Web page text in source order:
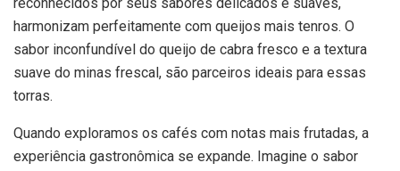
harmonizam perfeitamente com queijos mais tenros. O
sabor inconfundível do queijo de cabra fresco e a textura
suave do minas frescal, são parceiros ideais para essas
torras.
Quando exploramos os cafés com notas mais frutadas, a
experiência gastronômica se expande. Imagine o sabor